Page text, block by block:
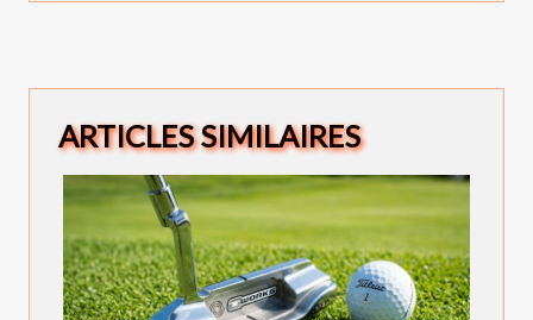
ARTICLES SIMILAIRES